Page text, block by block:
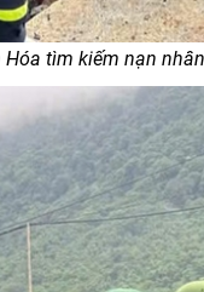
tìm kiếm nạn